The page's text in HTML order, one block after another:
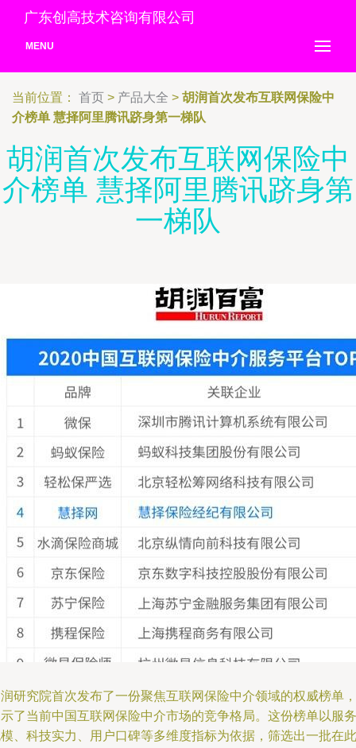
广东创高技术咨询有限公司
MENU
当前位置： 首页 > 产品大全 > 胡润首次发布互联网保险中
介榜单 慧择阿里腾讯跻身第一梯队
胡润首次发布互联网保险中
介榜单 慧择阿里腾讯跻身第
一梯队
研究院首次发布了一份聚焦互联网保险中介领域的权威榜单，
了当前中国互联网保险中介市场的竞争格局。这份榜单以服务
、科技实力、用户口碑等多维度指标为依据，筛选出一批在此